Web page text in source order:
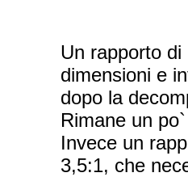
Un rapporto
dimensioni e
dopo la
Rimane un
Invece un
3,5:1, che